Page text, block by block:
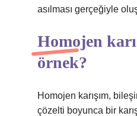
asılması gerçeğiyle
Homojen
örnek?
Homojen karışım,
çözelti boyunca bir